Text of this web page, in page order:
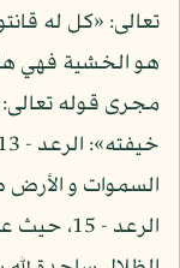
هو الخشية فهي
مجرى قوله
السموات و الأرض
الرعد -